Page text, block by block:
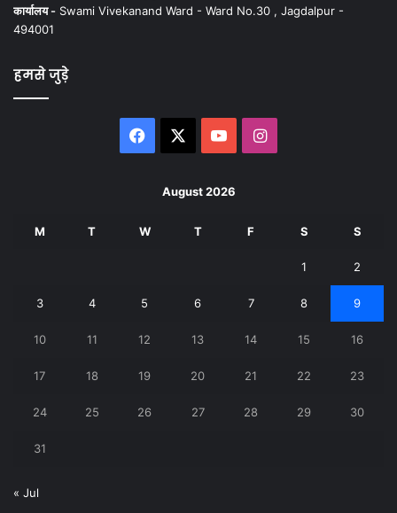
कार्यालय - Swami Vivekanand Ward - Ward No.30 , Jagdalpur -
494001
हमसे जुड़े
Facebook YouTubeInstagram
August 2026
M T W T F S S
1 2
3 4 5 6 7 8 9
10 11 12 13 14 15 16
17 18 19 20 21 22 23
24 25 26 27 28 29 30
31
« Jul